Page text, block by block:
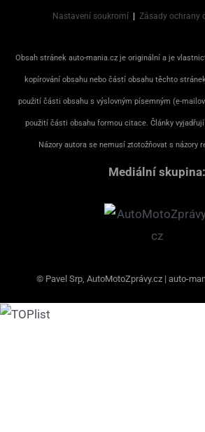
Nastavení soukromí | Zásady ochrany
Obsah stránek auto-mania.cz je originální a je
kopírování obsahu nebo částí obsahu těchto
použití části obsahu s výslovným písemným (e-
použití části obsahu formou citace. Články
Názory autora se nemusí ztotožňovat s názory
Mediální skupina:
© Pavel Srp, AutoMotoZprávy.cz | auto-